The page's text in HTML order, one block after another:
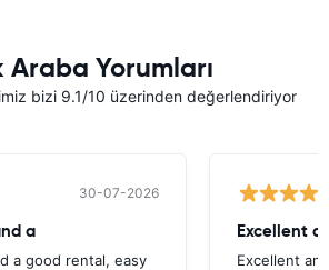
Araba Yorumları
bizi 9.1/10 üzerinden değerlendiriyor
30-07-2026
a
a good rental, easy
Excellent
Excellent